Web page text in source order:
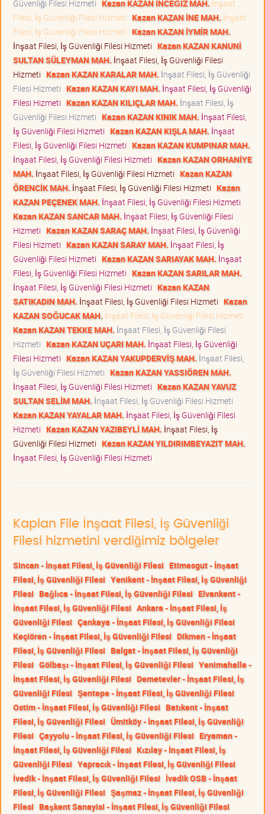
Güvenliği Filesi Hizmeti Kazan KAZAN İNCEĞİZ MAH. İnşaat
Filesi, İş Güvenliği Filesi Hizmeti Kazan KAZAN İNE MAH. İnşaat
Filesi, İş Güvenliği Filesi Hizmeti Kazan KAZAN İYMİR MAH.
İnşaat Filesi, İş Güvenliği Filesi Hizmeti Kazan KAZAN KANUNİ
SULTAN SÜLEYMAN MAH. İnşaat Filesi, İş Güvenliği Filesi
Hizmeti Kazan KAZAN KARALAR MAH. İnşaat Filesi, İş Güvenliği
Filesi Hizmeti Kazan KAZAN KAYI MAH. İnşaat Filesi, İş Güvenliği
Filesi Hizmeti Kazan KAZAN KILIÇLAR MAH. İnşaat Filesi, İş
Güvenliği Filesi Hizmeti Kazan KAZAN KINIK MAH. İnşaat Filesi,
İş Güvenliği Filesi Hizmeti Kazan KAZAN KIŞLA MAH. İnşaat
Filesi, İş Güvenliği Filesi Hizmeti Kazan KAZAN KUMPINAR MAH.
İnşaat Filesi, İş Güvenliği Filesi Hizmeti Kazan KAZAN ORHANİYE
MAH. İnşaat Filesi, İş Güvenliği Filesi Hizmeti Kazan KAZAN
ÖRENCİK MAH. İnşaat Filesi, İş Güvenliği Filesi Hizmeti Kazan
KAZAN PEÇENEK MAH. İnşaat Filesi, İş Güvenliği Filesi Hizmeti
Kazan KAZAN SANCAR MAH. İnşaat Filesi, İş Güvenliği Filesi
Hizmeti Kazan KAZAN SARAÇ MAH. İnşaat Filesi, İş Güvenliği
Filesi Hizmeti Kazan KAZAN SARAY MAH. İnşaat Filesi, İş
Güvenliği Filesi Hizmeti Kazan KAZAN SARIAYAK MAH. İnşaat
Filesi, İş Güvenliği Filesi Hizmeti Kazan KAZAN SARILAR MAH.
İnşaat Filesi, İş Güvenliği Filesi Hizmeti Kazan KAZAN
SATIKADIN MAH. İnşaat Filesi, İş Güvenliği Filesi Hizmeti Kazan
KAZAN SOĞUCAK MAH. İnşaat Filesi, İş Güvenliği Filesi Hizmeti
Kazan KAZAN TEKKE MAH. İnşaat Filesi, İş Güvenliği Filesi
Hizmeti Kazan KAZAN UÇARI MAH. İnşaat Filesi, İş Güvenliği
Filesi Hizmeti Kazan KAZAN YAKUPDERVİŞ MAH. İnşaat Filesi,
İş Güvenliği Filesi Hizmeti Kazan KAZAN YASSIÖREN MAH.
İnşaat Filesi, İş Güvenliği Filesi Hizmeti Kazan KAZAN YAVUZ
SULTAN SELİM MAH. İnşaat Filesi, İş Güvenliği Filesi Hizmeti
Kazan KAZAN YAYALAR MAH. İnşaat Filesi, İş Güvenliği Filesi
Hizmeti Kazan KAZAN YAZIBEYLİ MAH. İnşaat Filesi, İş
Güvenliği Filesi Hizmeti Kazan KAZAN YILDIRIMBEYAZIT MAH.
İnşaat Filesi, İş Güvenliği Filesi Hizmeti
Kaplan File İnşaat Filesi, İş Güvenliği
Filesi hizmetini verdiğimiz bölgeler
Sincan - İnşaat Filesi, İş Güvenliği Filesi Etimesgut - İnşaat
Filesi, İş Güvenliği Filesi Yenikent - İnşaat Filesi, İş Güvenliği
Filesi Bağlıca - İnşaat Filesi, İş Güvenliği Filesi Elvankent -
İnşaat Filesi, İş Güvenliği Filesi Ankara - İnşaat Filesi, İş
Güvenliği Filesi Çankaya - İnşaat Filesi, İş Güvenliği Filesi
Keçiören - İnşaat Filesi, İş Güvenliği Filesi Dikmen - İnşaat
Filesi, İş Güvenliği Filesi Balgat - İnşaat Filesi, İş Güvenliği
Filesi Gölbaşı - İnşaat Filesi, İş Güvenliği Filesi Yenimahalle -
İnşaat Filesi, İş Güvenliği Filesi Demetevler - İnşaat Filesi, İş
Güvenliği Filesi Şentepe - İnşaat Filesi, İş Güvenliği Filesi
Ostim - İnşaat Filesi, İş Güvenliği Filesi Batıkent - İnşaat
Filesi, İş Güvenliği Filesi Ümitköy - İnşaat Filesi, İş Güvenliği
Filesi Çayyolu - İnşaat Filesi, İş Güvenliği Filesi Eryaman -
İnşaat Filesi, İş Güvenliği Filesi Kızılay - İnşaat Filesi, İş
Güvenliği Filesi Yapracık - İnşaat Filesi, İş Güvenliği Filesi
İvedik - İnşaat Filesi, İş Güvenliği Filesi İvedik OSB - İnşaat
Filesi, İş Güvenliği Filesi Şaşmaz - İnşaat Filesi, İş Güvenliği
Filesi Başkent Sanayisi - İnşaat Filesi, İş Güvenliği Filesi